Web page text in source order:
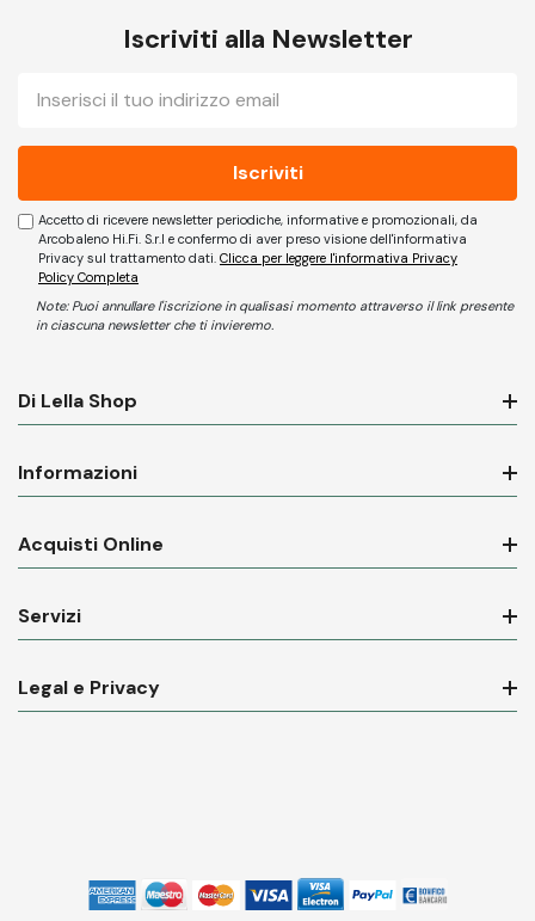
Iscriviti alla Newsletter
Accetto di ricevere newsletter periodiche, informative e promozionali, da
Arcobaleno Hi.Fi. S.r.l e confermo di aver preso visione dell'informativa
Privacy sul trattamento dati. Clicca per leggere l'informativa Privacy
Policy Completa
Note: Puoi annullare l'iscrizione in qualisasi momento attraverso il link presente
in ciascuna newsletter che ti invieremo.
Di Lella Shop
Informazioni
Acquisti Online
Servizi
Legal e Privacy